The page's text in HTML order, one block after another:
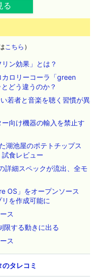
る
こちら ）
ン効果」とは？
ロリーコーラ「green
どう違うのか？
若者と音楽を聴く習慣が異
向け機器の輸入を禁止す
湖池屋のポテトチップス
試食レビュー
詳細スペックが流出、全モ
OS」をオープンソース
を作成可能に
ス
限する動きに出る
ス
のタレコミ